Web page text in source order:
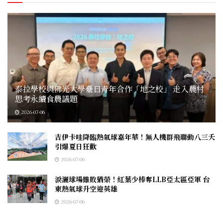
泰拉學校與佛光大學臺日青年合作「地之校」 走入農村
思考永續食農議題
2026-07-06
吉伊卡哇降臨熱氣球嘉年華！無人機群飛聯動八三夭
引爆夏日狂歡
2026-07-06
淚灑球場雖敗猶榮！紅葉少棒奪LLB亞太區亞軍 台
東熱氣球升空迎英雄
2026-07-06